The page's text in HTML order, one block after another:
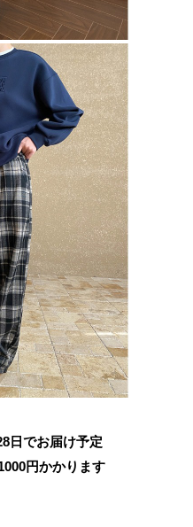
日でお届け予定
円かかります